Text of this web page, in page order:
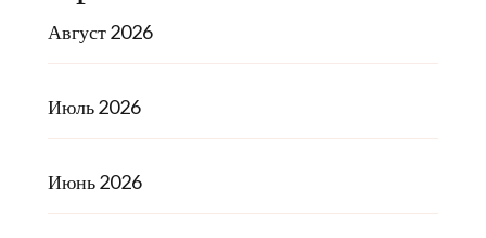
Август 2026
Июль 2026
Июнь 2026